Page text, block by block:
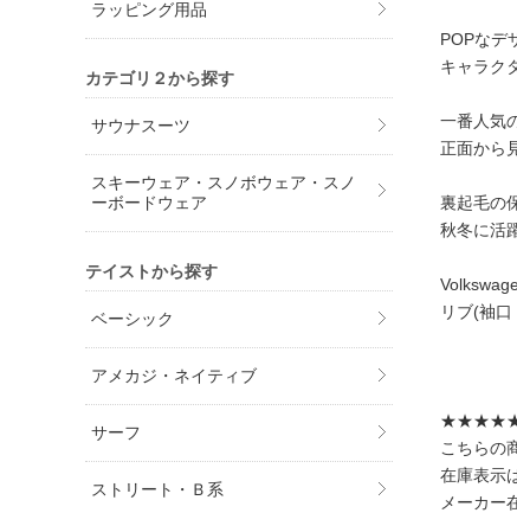
POPなデ
キャラク
一番人気
正面から
裏起毛の
秋冬に活
リブ(袖
★★★★★
こちらの
在庫表示
メーカー
ラッピング用品
カテゴリ２から探す
サウナスーツ
スキーウェア・スノボウェア・スノ
ーボードウェア
テイストから探す
ベーシック
アメカジ・ネイティブ
サーフ
ストリート・Ｂ系